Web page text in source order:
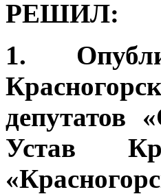
РЕШИЛ:
1.
депутатов
Устав